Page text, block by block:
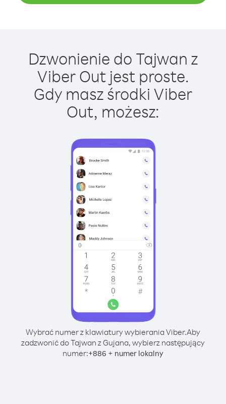
Dzwonienie do Tajwan z
Viber Out jest proste.
Gdy masz środki Viber
Out, możesz:
Wybrać numer z klawiatury wybierania Viber.Aby
zadzwonić do Tajwan z Gujana, wybierz następujący
numer:+886 + numer lokalny